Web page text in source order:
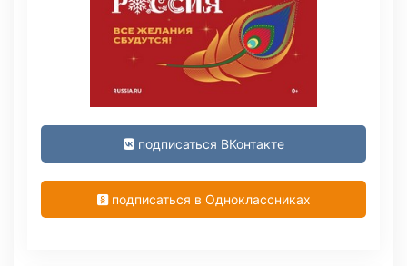
подписаться ВКонтакте
подписаться в Одноклассниках